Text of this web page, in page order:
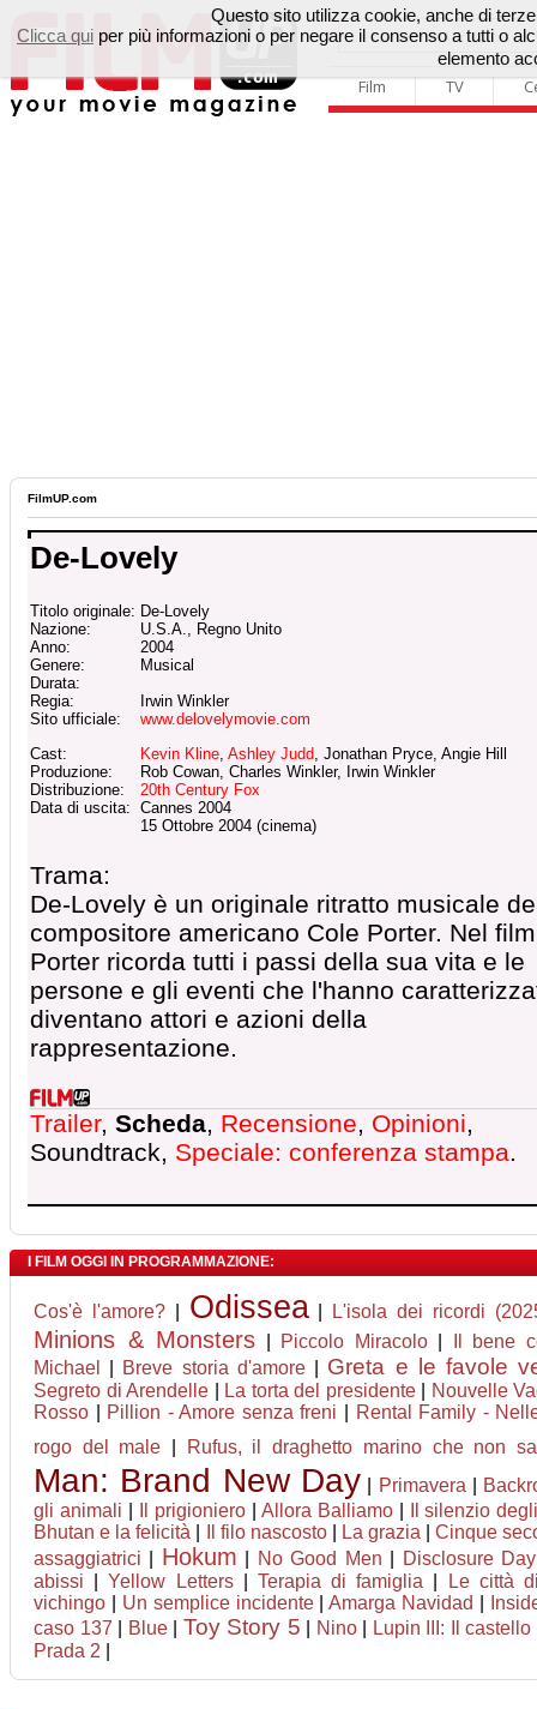
Film TV
FilmUP.com
De-Lovely
Titolo originale: De-Lovely
Nazione:
U.S.A., Regno Unito
Anno:
2004
Genere:
Musical
Durata:
Regia:
Irwin Winkler
Sito ufficiale:
www.delovelymovie.com
Cast:
Kevin Kline, Ashley Judd, Jonathan Pryce, Angie Hill
Produzione:
Rob Cowan, Charles Winkler, Irwin Winkler
Distribuzione:
20th Century Fox
Data di uscita: Cannes 2004
15 Ottobre 2004 (cinema)
Trama:
De-Lovely è un originale ritratto musicale
compositore americano Cole Porter. Nel film
Porter ricorda tutti i passi della sua vita e le
persone e gli eventi che l'hanno
diventano attori e azioni della
rappresentazione.
Trailer, Scheda, Recensione, Opinioni,
Soundtrack, Speciale: conferenza stampa.
I FILM OGGI IN PROGRAMMAZIONE:
Cos'è l'amore?| Odissea| L'isola dei ricordi
Minions & Monsters Piccolo Miracolo|
Il bene
Michael
Breve storia d'amore| Greta e le favole
Segreto di Arendelle La torta del presidente|
Nouvelle
Rosso
Pillion - Amore senza freni
Rental Family -
rogo del male
Rufus, il draghetto marino che non
Man: Brand New Day Primavera
gli animali
Il prigioniero| Allora Balliamo|
Il silenzio
Bhutan e la felicità
Il filo nascosto| La grazia |Cinque
assaggiatrici
Hokum No Good Men Disclosure Day
abissi |Yellow Letters| Terapia di famiglia
Le città
vichingo
Un semplice incidente|Amarga Navidad
caso 137
Blue| Toy Story 5 Nino|
Lupin III: Il
Prada 2
Questo sito utilizza cookie, anche di
Clicca qui per più informazioni o per negare il consenso a tutti o
elemento